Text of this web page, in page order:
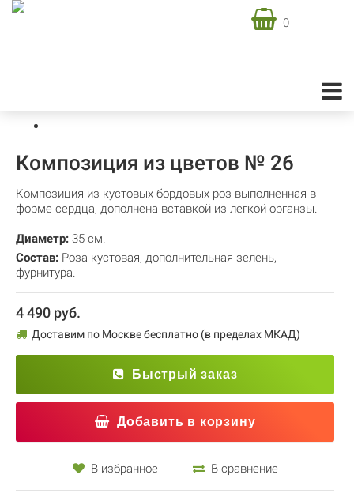
0
Композиция из цветов № 26
Композиция из кустовых бордовых роз выполненная в
форме сердца, дополнена вставкой из легкой органзы.
Диаметр: 35 см.
Состав: Роза кустовая, дополнительная зелень,
фурнитура.
4 490 руб.
Доставим по Москве бесплатно (в пределах МКАД)
Быстрый заказ
Добавить в корзину
В избранное В сравнение